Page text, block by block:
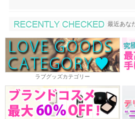
最近あな
最近あな
ラブグッズカテゴリー